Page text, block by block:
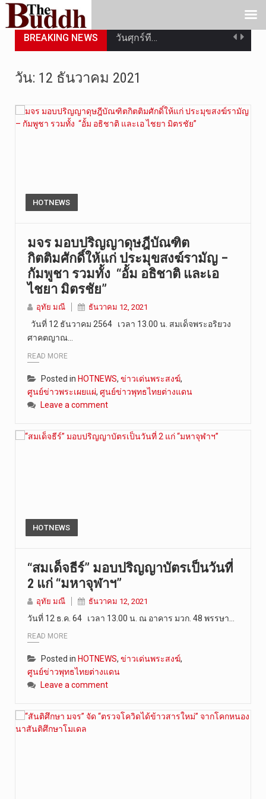
BREAKING NEWS วันศุกร์ที…
เมื่อวันที…
การประกาศใ…
วัน: 12 ธันวาคม 2021
HOTNEWS
มจร มอบปริญญาดุษฎีบัณฑิต
กิตติมศักดิ์ให้แก่ ประมุขสงฆ์รามัญ –
กัมพูชา รวมทั้ง “อั้ม อธิชาติ และเอ
ไชยา มิตรชัย”
อุทัย มณี ธันวาคม 12, 2021
วันที่ 12 ธันวาคม 2564 เวลา 13.00 น. สมเด็จพระอริยวง
ศาคตญาณ…
READ MORE
Posted in HOTNEWS, ข่าวเด่นพระสงฆ์,
ศูนย์ข่าวพระเผยแผ่, ศูนย์ข่าวพุทธไทยต่างแดน
Leave a comment
HOTNEWS
“สมเด็จธีร์” มอบปริญญาบัตรเป็นวันที่
2 แก่ “มหาจุฬาฯ”
อุทัย มณี ธันวาคม 12, 2021
วันที่ 12 ธ.ค. 64 เวลา 13.00 น. ณ อาคาร มวก. 48 พรรษา…
READ MORE
Posted in HOTNEWS, ข่าวเด่นพระสงฆ์,
ศูนย์ข่าวพุทธไทยต่างแดน
Leave a comment